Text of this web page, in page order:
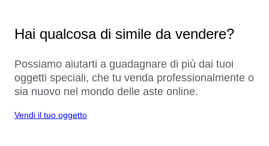
Hai qualcosa di simile da vendere?
Possiamo aiutarti a guadagnare di più dai tuoi
oggetti speciali, che tu venda professionalmente o
sia nuovo nel mondo delle aste online.
Vendi il tuo oggetto